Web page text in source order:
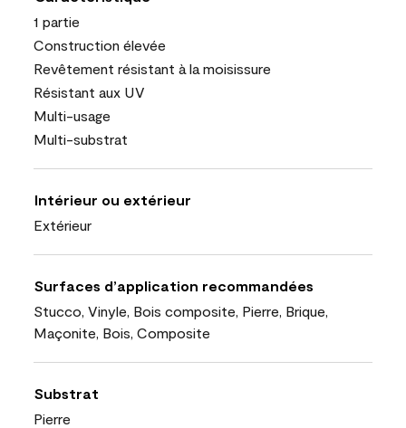
1 partie
Construction élevée
Revêtement résistant à la moisissure
Résistant aux UV
Multi-usage
Multi-substrat
Intérieur ou extérieur
Extérieur
Surfaces d’application recommandées
Stucco, Vinyle, Bois composite, Pierre, Brique,
Maçonite, Bois, Composite
Substrat
Pierre